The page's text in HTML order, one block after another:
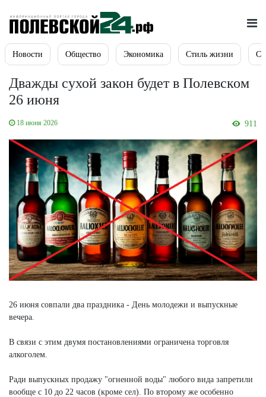
Новости Общество Экономика Стиль жизни
Дважды сухой закон будет в Полевском
26 июня
18 июня 2026 911
26 июня совпали два праздника - День молодежи и выпускные
вечера.
В связи с этим двумя постановлениями ограничена торговля
алкоголем.
Ради выпускных продажу "огненной воды" любого вида запретили
вообще с 10 до 22 часов (кроме сел). По второму же особенно